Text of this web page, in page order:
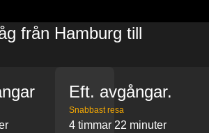
från Hamburg till
Eft. avgångar.
Snabbast resa
4 timmar 22 minuter